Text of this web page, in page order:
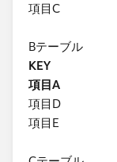
項目C
Bテーブル
KEY
項目A
項目D
項目E